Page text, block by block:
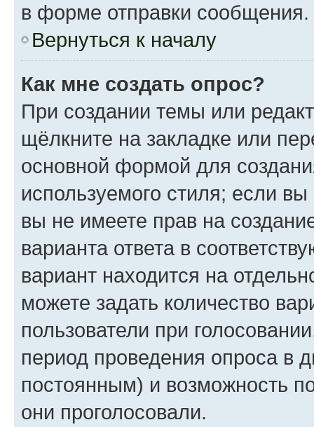
в форме отправки сообщения.
Вернуться к началу
Как мне создать опрос?
При создании темы или
щёлкните на закладке или
основной формой для
используемого стиля; если
вы не имеете прав на
варианта ответа в
вариант находится на
можете задать количество
пользователи при
период проведения опроса в
постоянным) и возможность
они проголосовали.